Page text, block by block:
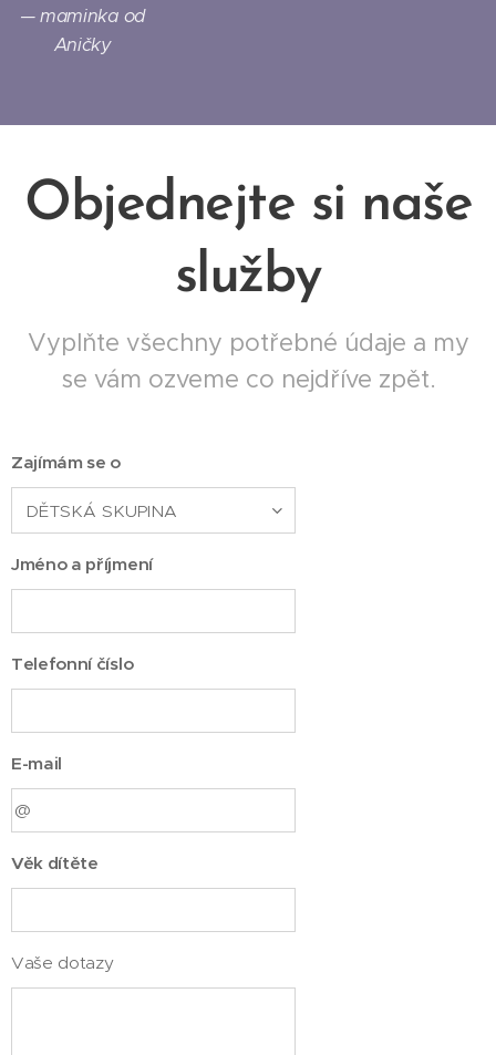
— maminka od
Aničky
Objednejte si naše
služby
Vyplňte všechny potřebné údaje a my
se vám ozveme co nejdříve zpět.
Zajímám se o
Jméno a příjmení
Telefonní číslo
E-mail
Věk dítěte
Vaše dotazy